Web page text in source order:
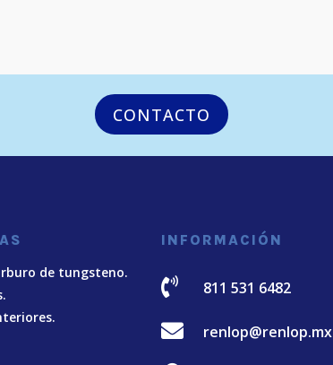
CONTACTO
de tungsteno.
INFORMACIÓN
 811 531 6482
 renlop@renlop.mx